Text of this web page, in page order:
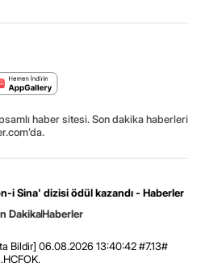
haber sitesi. Son dakika haberleri
i Sina' dizisi ödül kazandı - Haberler
DakikaHaberler
Bildir] 06.08.2026 13:40:42 #7.13#
.HCFOK.